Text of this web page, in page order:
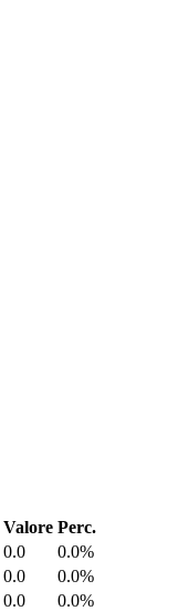
Valore Perc.
0.0
0.0%
0.0
0.0%
0.0
0.0%